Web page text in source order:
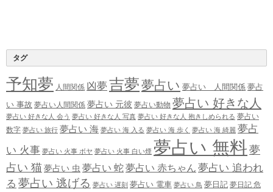
タグ
予知夢 人間関係 凶夢 吉夢夢占い 夢占い 人間関係 夢占
い 事故 夢占い人間関係 夢占い 元彼 夢占い動物 夢占い 好きな人
夢占い 好きな人 会う 夢占い 好きな人 写真 夢占い 好きな人 抱きしめられる 夢占い
数字 夢占い 旅行 夢占い 海 夢占い 海 入る 夢占い 海 歩く 夢占い 海 綺麗 夢占
い 火事 夢占い 火事 ボヤ 夢占い 火事 白い煙 夢占い 無料 夢
占い 猫夢占い 虫 夢占い 蛇夢占い 赤ちゃん 夢占い 追われ
る 夢占い 逃げる 夢占い 遅刻 夢占い 電車 夢占い 鳥 夢日記 夢日記 危